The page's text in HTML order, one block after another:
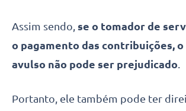
Assim sendo, se o tomador de
o pagamento das contribuições,
avulso não pode ser prejudicado.
Portanto, ele também pode ter